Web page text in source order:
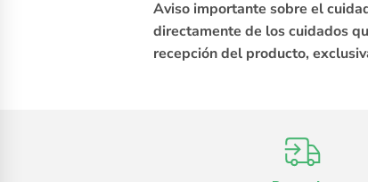
Aviso importante sobre el
directamente de los cuidados
recepción del producto,